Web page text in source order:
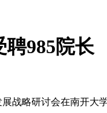
985院长
战略研讨会在南开